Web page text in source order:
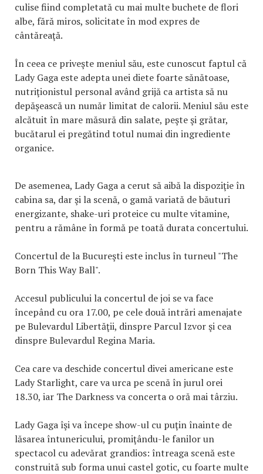
culise fiind completată cu mai multe buchete de flori
albe, fără miros, solicitate în mod expres de
cântăreaţă.
În ceea ce priveşte meniul său, este cunoscut faptul că
Lady Gaga este adepta unei diete foarte sănătoase,
nutriţionistul personal având grijă ca artista să nu
depăşească un număr limitat de calorii. Meniul său este
alcătuit în mare măsură din salate, peşte şi grătar,
bucătarul ei pregătind totul numai din ingrediente
organice.
De asemenea, Lady Gaga a cerut să aibă la dispoziţie în
cabina sa, dar şi la scenă, o gamă variată de băuturi
energizante, shake-uri proteice cu multe vitamine,
pentru a rămâne în formă pe toată durata concertului.
Concertul de la Bucureşti este inclus în turneul "The
Born This Way Ball".
Accesul publicului la concertul de joi se va face
începând cu ora 17.00, pe cele două intrări amenajate
pe Bulevardul Libertăţii, dinspre Parcul Izvor şi cea
dinspre Bulevardul Regina Maria.
Cea care va deschide concertul divei americane este
Lady Starlight, care va urca pe scenă în jurul orei
18.30, iar The Darkness va concerta o oră mai târziu.
Lady Gaga îşi va începe show-ul cu puţin înainte de
lăsarea întunericului, promiţându-le fanilor un
spectacol cu adevărat grandios: întreaga scenă este
construită sub forma unui castel gotic, cu foarte multe